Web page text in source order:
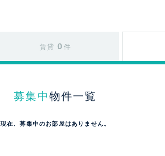
賃貸 0 件
募集中 物件一覧
現在、募集中のお部屋はありません。